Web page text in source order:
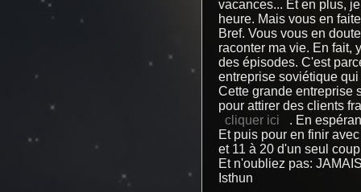
vacances... Et en plus,
heure. Mais vous en
Bref. Vous vous en
raconter ma vie. En fait,
des épisodes. C'est
entreprise soviétique
Cette grande entreprise
pour attirer des clients
cliquer ici
. En
Et puis pour en finir
et 11 à 20 d'un seul
Et n'oubliez pas:
Isthun